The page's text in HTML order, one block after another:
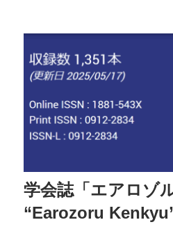
学会誌「エアロゾ
“Earozoru